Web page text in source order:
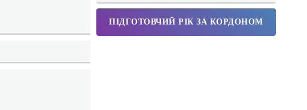
ПІДГОТОВЧИЙ РІК ЗА КОРДОНОМ